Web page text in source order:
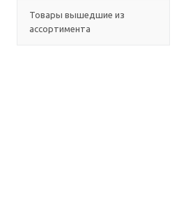
Товары вышедшие из
ассортимента